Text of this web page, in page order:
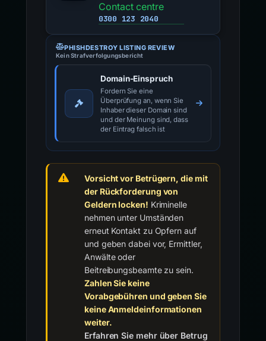
Contact centre
0300 123 2040
PHISHDESTROY LISTING REVIEW
Kein Strafverfolgungsbericht
Domain-Einspruch
Fordern Sie eine
Überprüfung an, wenn Sie
Inhaber dieser Domain sind
und der Meinung sind, dass
der Eintrag falsch ist
Vorsicht vor Betrügern, die mit
der Rückforderung von
Geldern locken! Kriminelle
nehmen unter Umständen
erneut Kontakt zu Opfern auf
und geben dabei vor, Ermittler,
Anwälte oder
Beitreibungsbeamte zu sein.
Zahlen Sie keine
Vorabgebühren und geben Sie
keine Anmeldeinformationen
weiter.
Erfahren Sie mehr über Betrug